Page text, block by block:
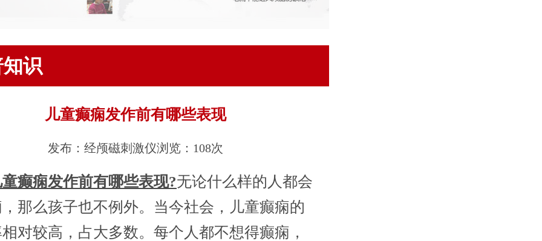
识
儿童癫痫发作前有哪些表现
发布：经颅磁刺激仪浏览：108次
癫痫发作前有哪些表现?无论什么样的人都会
那么孩子也不例外。当今社会，儿童癫痫的
对较高，占大多数。每个人都不想得癫痫，